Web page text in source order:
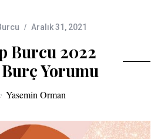
Aralık 31, 2021
Burcu 2022
Burç Yorumu
Yasemin Orman